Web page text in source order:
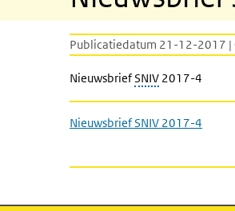
Publicatiedatum 21-12-2017 |
NieuwsbriefSNIV 2017-4
Nieuwsbrief SNIV 2017-4